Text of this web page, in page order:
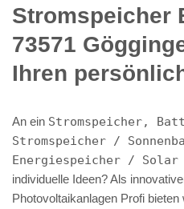
Stromspeicher
73571
Ihren
An ein Stromspeicher,
Stromspeicher /
Energiespeicher / Solar
individuelle Ideen? Als
Photovoltaikanlagen Profi